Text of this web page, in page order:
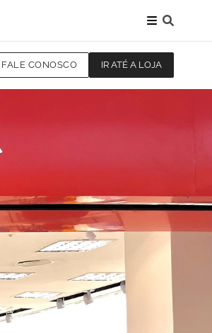
FALE CONOSCO IR ATÉ A LOJA